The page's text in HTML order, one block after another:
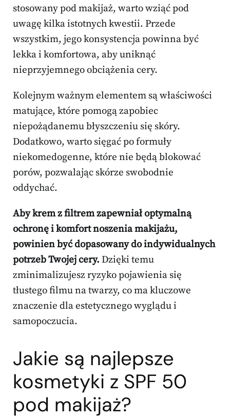
stosowany pod makijaż, warto wziąć pod
uwagę kilka istotnych kwestii. Przede
wszystkim, jego konsystencja powinna być
lekka i komfortowa, aby uniknąć
nieprzyjemnego obciążenia cery.
Kolejnym ważnym elementem są właściwości
matujące, które pomogą zapobiec
niepożądanemu błyszczeniu się skóry.
Dodatkowo, warto sięgać po formuły
niekomedogenne, które nie będą blokować
porów, pozwalając skórze swobodnie
oddychać.
Aby krem z filtrem zapewniał optymalną
ochronę i komfort noszenia makijażu,
powinien być dopasowany do indywidualnych
potrzeb Twojej cery. Dzięki temu
zminimalizujesz ryzyko pojawienia się
tłustego filmu na twarzy, co ma kluczowe
znaczenie dla estetycznego wyglądu i
samopoczucia.
Jakie są najlepsze
kosmetyki z SPF 50
pod makijaż?